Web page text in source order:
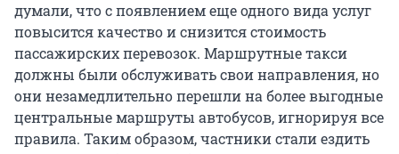
думали, что с появлением еще одного вида услуг
повысится качество и снизится стоимость
пассажирских перевозок. Маршрутные такси
должны были обслуживать свои направления, но
они незамедлительно перешли на более выгодные
центральные маршруты автобусов, игнорируя все
правила. Таким образом, частники стали ездить